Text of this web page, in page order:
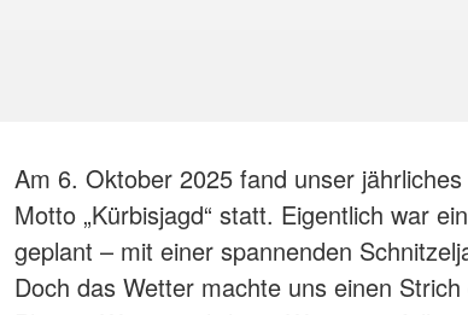
Am 6. Oktober 2025 fand unser
Motto „Kürbisjagd“ statt. Eigentlich war
geplant – mit einer spannenden
Doch das Wetter machte uns einen